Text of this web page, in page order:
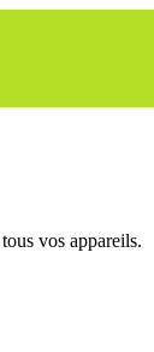
vos appareils.